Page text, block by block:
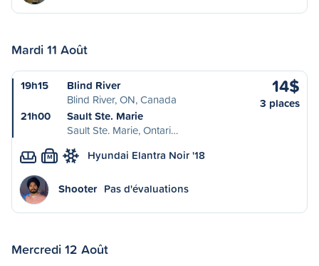
Mardi 11 Août
19h15
Blind River
Blind River, ON, Canada
21h00
Sault Ste. Marie
Sault Ste. Marie, Ontari…
14$
3 places
M Hyundai Elantra Noir '18
Shooter Pas d'évaluations
Mercredi 12 Août